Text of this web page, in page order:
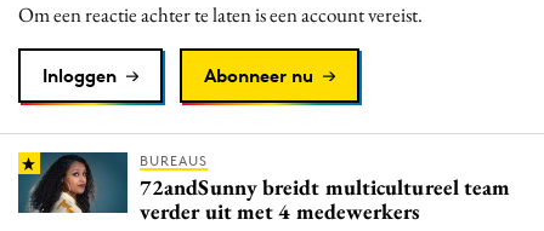
Purpose Marketing
Om een reactie achter te laten is een account vereist.
Inloggen Abonneer nu
BUREAUS
72andSunny breidt multicultureel team
verder uit met 4 medewerkers